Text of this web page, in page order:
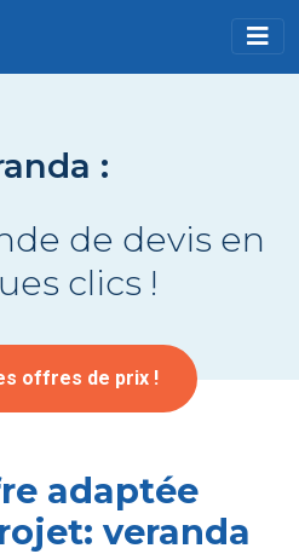
:
de devis en
clics !
offres de prix !
adaptée
veranda